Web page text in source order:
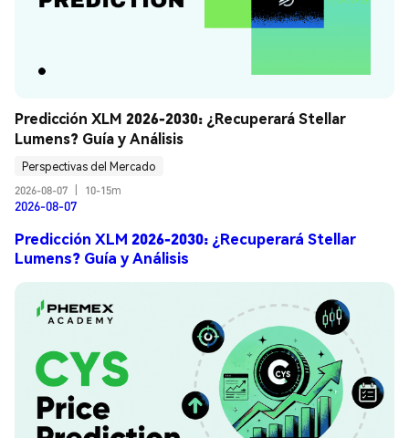
Predicción XLM 2026-2030: ¿Recuperará Stellar
Lumens? Guía y Análisis
Perspectivas del Mercado
2026-08-07
10-15m
2026-08-07
Predicción XLM 2026-2030: ¿Recuperará Stellar
Lumens? Guía y Análisis